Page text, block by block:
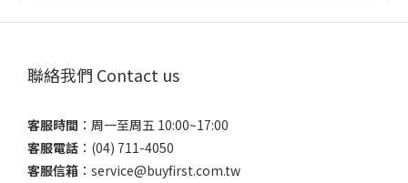
聯絡我們 Contact us
客服時間 ：​周一至周五 10:00~17:00
客服電話 ​：(04) 711-4050
客服信箱 ：​service@buyfirst.com.tw